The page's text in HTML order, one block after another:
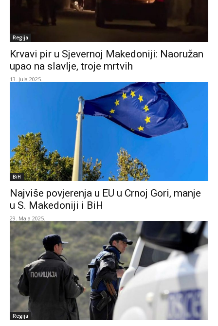
Regija
Krvavi pir u Sjevernoj Makedoniji: Naoružan
upao na slavlje, troje mrtvih
13. Jula 2025.
BiH
Najviše povjerenja u EU u Crnoj Gori, manje
u S. Makedoniji i BiH
29. Maja 2025.
Regija